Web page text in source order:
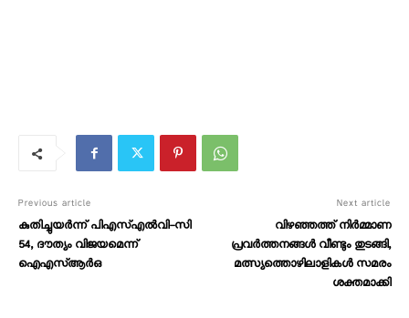
Previous article
കുതിച്ചുയർന്ന് പിഎസ്എൽവി-സി
54, ദൗത്യം വിജയമെന്ന്
ഐഎസ്ആർഒ
Next article
വിഴഞ്ഞത്ത് നിർമ്മാണ
പ്രവർത്തനങ്ങൾ വീണ്ടും തുടങ്ങി,
മത്സ്യത്തൊഴിലാളികൾ സമരം
ശക്തമാക്കി